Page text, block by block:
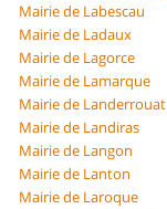
Mairie de Labescau
Mairie de Ladaux
Mairie de Lagorce
Mairie de Lamarque
Mairie de Landerrouat
Mairie de Landiras
Mairie de Langon
Mairie de Lanton
Mairie de Laroque